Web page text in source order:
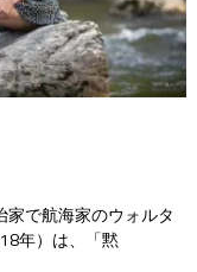
で航海家のウォルタ
年）は、「黙